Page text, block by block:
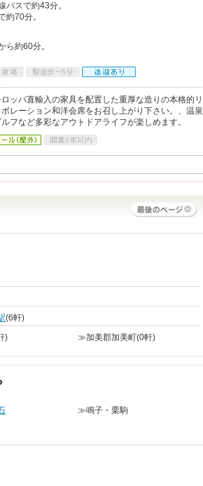
バスで約43分。
約70分。
ら約60分。
ッパ直輸入の家具を配置した重厚な造りの本格的リ
レーション和洋会席をお召し上がり下さい。、温泉
フなど多彩なアウトドアライフが楽しめます。
(6軒)
) ≫加美郡加美町(0軒)
≫鳴子・栗駒